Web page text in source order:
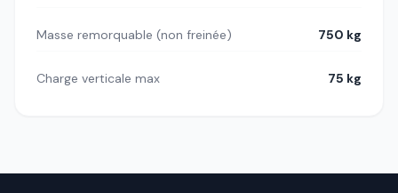
Masse remorquable (non freinée) 750 kg
Charge verticale max 75 kg